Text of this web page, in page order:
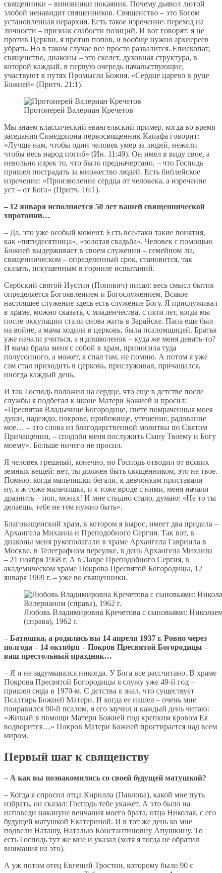
священники – виновники покаяния. Почему дьявол лютой
злобой ненавидит священников. Священство – это Богом
установленная иерархия. Есть такое изречение: переход на
личности – признак слабости позиций. И вот говорят: я не
против Церкви, я против попов, и вообще нужно архиереев
убрать. Но в таком случае все просто развалится. Епископат,
священство, диаконы – это скелет, духовная структура, в
которой каждый, в первую очередь начальствующие,
участвуют в путях Промысла Божия. «Сердце царево в руце
Божией» (Притч. 21:1).
Протоиерей Валериан Кречетов
Мы знаем классический евангельский пример, когда во время
заседания Синедриона первосвященник Каиафа говорит:
«Лучше нам, чтобы один человек умер за людей, нежели
чтобы весь народ погиб» (Ин. 11:49). Он имел в виду свое, а
невольно изрек то, что было предначертано, – что Господь
пришел пострадать за множество людей. Есть библейское
изречение: «Произволение сердца от человека, а изречение
уст – от Бога» (Притч. 16:1).
– 12 января исполняется 50 лет вашей священнической
хиротонии…
– Да, это уже особый момент. Есть все-таки такие понятия,
как «пятидесятница», «золотая свадьба». Человек с помощью
Божией выдерживает в своем служении – семейном ли,
священническом – определенный срок, становится, так
сказать, искушенным в горниле испытаний.
Сербский святой Иустин (Попович) писал: весь смысл бытия
определяется Богоявлением и Богослужением. Всякое
настоящее служение здесь есть служение Богу. Я прислуживал
в храме, можно сказать, с младенчества, с пяти лет, когда мы
после оккупации стали снова жить в Зарайске. Папа еще был
на войне, а мама ходила в церковь, была псаломщицей. Братья
уже начали учиться, а я дошколенок – куда же меня девать-то?
И мама брала меня с собой в храм, приносила туда
полусонного, а может, я спал там, не помню. А потом я уже
сам стал приходить в церковь, прислуживал, причащался,
иногда каждый день.
И так Господь положил на сердце, что еще в детстве после
службы я подбегал к иконе Матери Божией и просил:
«Пресвятая Владычице Богородице, свете помраченныя моея
души, надеждо, покрове, прибежище, утешение, радование
мое… – это слова из благодарственной молитвы по Святом
Причащении, – сподоби меня послужить Сыну Твоему и Богу
моему». Больше ничего не просил.
Я человек грешный, конечно, но Господь отводил от всяких
земных вещей: нет, ты должен быть священником, это не твое.
Помню, когда мальчишки бегали, к девчонкам приставали –
ну, я ж тоже мальчишка, и я тоже вроде с ними, меня начали
дразнить – поп, монах! И мне стыдно стало, думаю: «Не то ты
делаешь, тебе не тем нужно быть».
Благовещенский храм, в котором я вырос, имеет два придела –
Архангела Михаила и Преподобного Сергия. Так вот, в
диаконы меня рукополагали в храме Архангела Гавриила в
Москве, в Телеграфном переулке, в день Архангела Михаила
– 21 ноября 1968 г. А в Лавре Преподобного Сергия, в
академическом храме Покрова Пресвятой Богородицы, 12
января 1969 г. – уже во священники.
Любовь Владимировна Кречетова с сыновьями:
(справа), 1962 г.
– Батюшка, а родились вы 14 апреля 1937 г. Ровно через
полгода – 14 октября – Покров Пресвятой Богородицы –
ваш престольный праздник…
– Я и не задумывался никогда. У Бога все рассчитано. В храме
Покрова Пресвятой Богородицы я служу уже 49-й год –
пришел сюда в 1970-м. С детства я знал, что существует
Псалтирь Божией Матери. И когда ее нашел – очень мне
понравился 90-й псалом, я его заучил и каждый день читаю:
«Живый в помощи Матери Божией под крепким кровом Ея
водворится…» Покров Матери Божией простирается над всем
миром.
Первый шаг к священству
– А как вы познакомились со своей будущей матушкой?
– Когда я спросил отца Кирилла (Павлова), какой мне путь
избрать, он сказал: Господь тебе укажет. А это было на
исповеди накануне венчания моего брата, отца Николая, с его
будущей матушкой Екатериной. И в тот же день ко мне
подвели Наташу, Наталью Константиновну Апушкину. То
есть Господь тут же мне и указал (хотя я тогда не обратил
внимания на это).
А уж потом отец Евгений Тростин, которому было 90 с